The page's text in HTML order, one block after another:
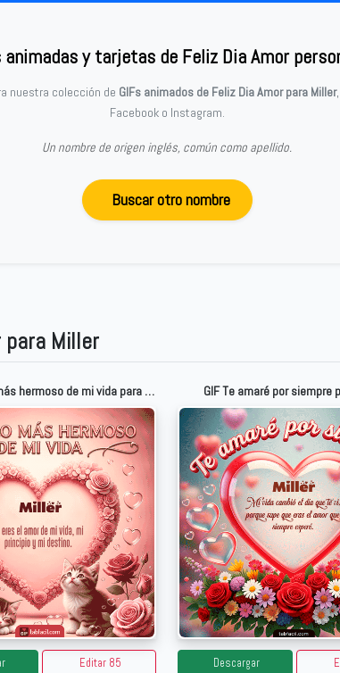
animadas y tarjetas de Feliz Dia Amor
nuestra colección de GIFs animados de Feliz Dia Amor para Miller
Facebook o Instagram.
Un nombre de origen inglés, común como apellido.
Buscar otro nombre
para Miller
GIF Tú eres lo más hermoso de mi vida para Miller
Editar 85
GIF Te amaré por siempre
Descargar